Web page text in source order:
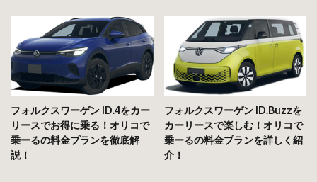
フォルクスワーゲン ID.4をカー
リースでお得に乗る！オリコで
乗ーるの料金プランを徹底解
説！
フォルクスワーゲン ID.Buzzを
カーリースで楽しむ！オリコで
乗ーるの料金プランを詳しく紹
介！